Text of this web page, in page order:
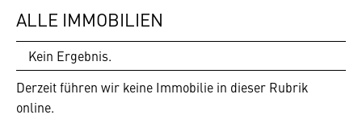
ALLE IMMOBILIEN
Kein Ergebnis.
Derzeit führen wir keine Immobilie in dieser Rubrik
online.